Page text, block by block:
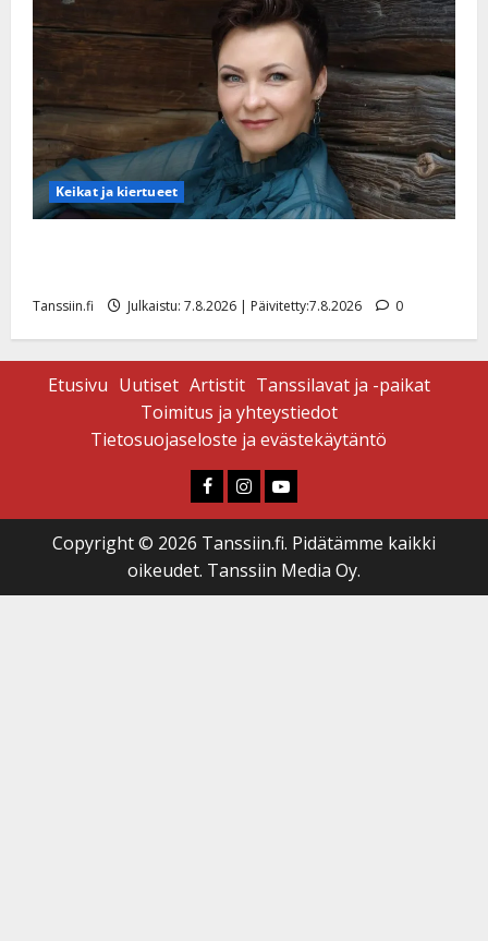
Keikat ja kiertueet
Tanssiin.fi Julkaistu: 7.8.2026 | Päivitetty:7.8.2026 0
Etusivu Uutiset Artistit Tanssilavat ja -paikat
Toimitus ja yhteystiedot
Tietosuojaseloste ja evästekäytäntö
Faceboook
Instagram
Youtube
Copyright © 2026 Tanssiin.fi. Pidätämme kaikki
oikeudet. Tanssiin Media Oy.